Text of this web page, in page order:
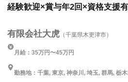
経験歓迎×賞与年2回×資格支援
有限会社大虎 （千葉県木更津市）
月給：35万円〜45万円
勤務地：千葉, 東京, 神奈川, 埼玉, 群馬, 栃